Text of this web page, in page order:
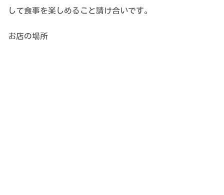
して食事を楽しめること請け合いです。
お店の場所